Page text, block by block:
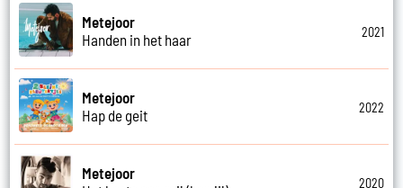
Metejoor
Handen in het haar
2021
Metejoor
Hap de geit
2022
Metejoor
2020